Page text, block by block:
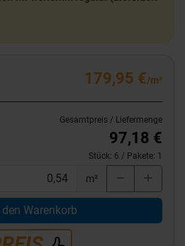
179,95 €/m²
Gesamtpreis / Liefermenge
97,18 €
Stück: 6 / Pakete: 1
m²
den Warenkorb